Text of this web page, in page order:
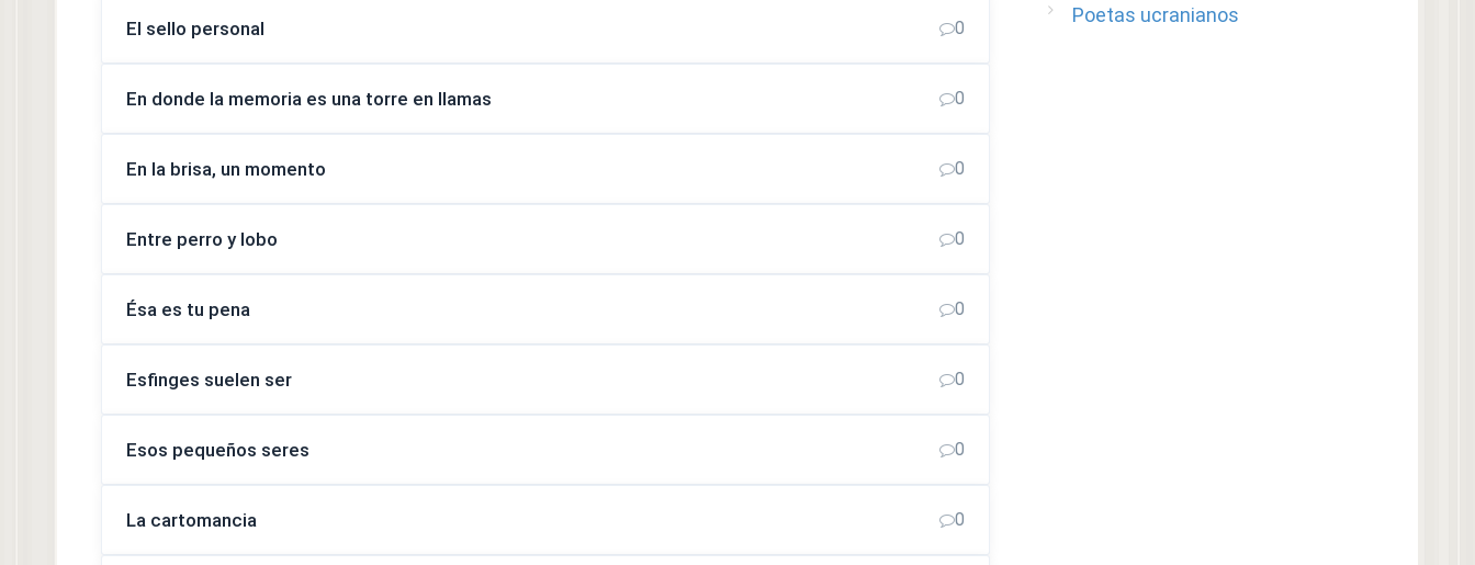
El sello personal 0
En donde la memoria es una torre en llamas 0
En la brisa, un momento 0
Entre perro y lobo 0
Ésa es tu pena 0
Esfinges suelen ser 0
Esos pequeños seres 0
La cartomancia 0
Poetas ucranianos